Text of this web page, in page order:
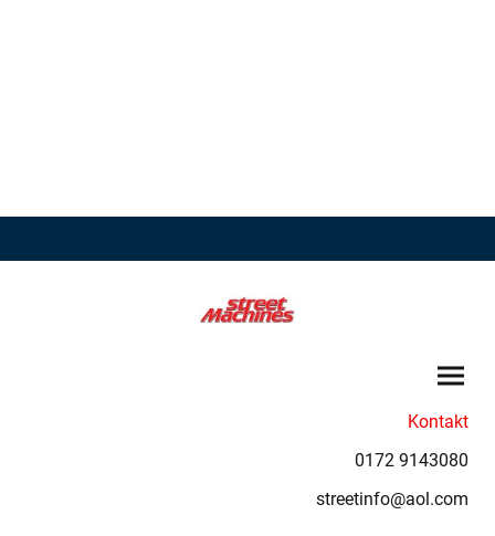
Kontakt
0172 9143080
streetinfo@aol.com